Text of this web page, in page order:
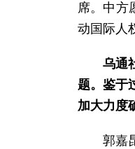
席。中方
动国际人
乌通
题。鉴于
加大力度
郭嘉